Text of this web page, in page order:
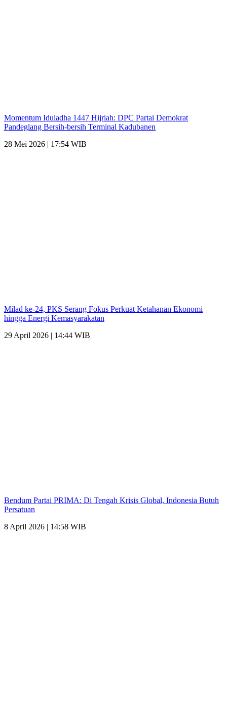
Momentum Iduladha 1447 Hijriah: DPC Partai Demokrat
Pandeglang Bersih-bersih Terminal Kadubanen
28 Mei 2026 | 17:54 WIB
Milad ke-24, PKS Serang Fokus Perkuat Ketahanan Ekonomi
hingga Energi Kemasyarakatan
29 April 2026 | 14:44 WIB
Bendum Partai PRIMA: Di Tengah Krisis Global, Indonesia Butuh
Persatuan
8 April 2026 | 14:58 WIB